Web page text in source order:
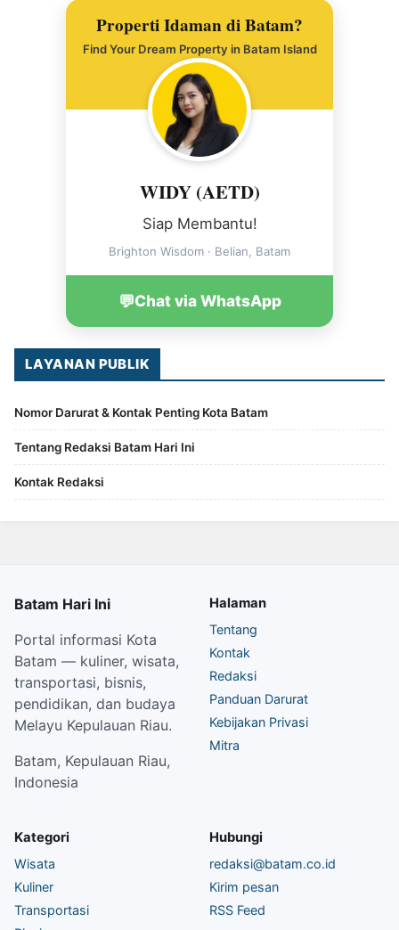
Properti Idaman di Batam?
Find Your Dream Property in Batam Island
WIDY (AETD)
Siap Membantu!
Brighton Wisdom · Belian, Batam
💬Chat via WhatsApp
LAYANAN PUBLIK
Nomor Darurat & Kontak Penting Kota Batam
Tentang Redaksi Batam Hari Ini
Kontak Redaksi
Batam Hari Ini
Portal informasi Kota
Batam — kuliner, wisata,
transportasi, bisnis,
pendidikan, dan budaya
Melayu Kepulauan Riau.
Batam, Kepulauan Riau,
Indonesia
Halaman
Tentang
Kontak
Redaksi
Panduan Darurat
Kebijakan Privasi
Mitra
Kategori
Wisata
Kuliner
Transportasi
Hubungi
redaksi@batam.co.id
Kirim pesan
RSS Feed